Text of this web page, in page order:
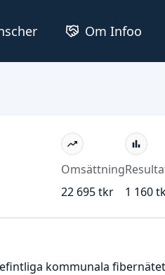
Om Infoo
Omsättning
22 695 tkr
1 160
kommunala